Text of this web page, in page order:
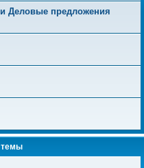
Деловые предложения
темы